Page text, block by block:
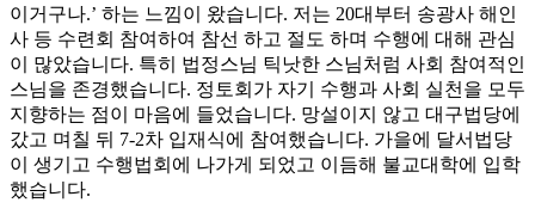
이거구나.’ 하는 느낌이 왔습니다. 저는 20대부터 송광사 해인
사 등 수련회 참여하여 참선 하고 절도 하며 수행에 대해 관심
이 많았습니다. 특히 법정스님 틱낫한 스님처럼 사회 참여적인
스님을 존경했습니다. 정토회가 자기 수행과 사회 실천을 모두
지향하는 점이 마음에 들었습니다. 망설이지 않고 대구법당에
갔고 며칠 뒤 7-2차 입재식에 참여했습니다. 가을에 달서법당
이 생기고 수행법회에 나가게 되었고 이듬해 불교대학에 입학
했습니다.